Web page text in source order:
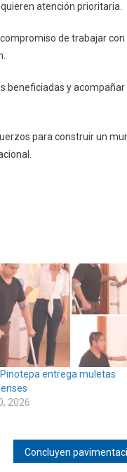
atención prioritaria.
de trabajar con
beneficiadas y acompañar
para construir un
Pinotepa entrega muletas
2026